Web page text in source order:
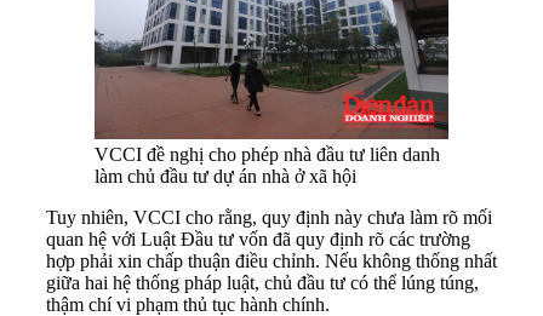
VCCI đề nghị cho phép nhà đầu tư liên danh
làm chủ đầu tư dự án nhà ở xã hội
Tuy nhiên, VCCI cho rằng, quy định này chưa làm rõ mối
quan hệ với Luật Đầu tư vốn đã quy định rõ các trường
hợp phải xin chấp thuận điều chỉnh. Nếu không thống nhất
giữa hai hệ thống pháp luật, chủ đầu tư có thể lúng túng,
thậm chí vi phạm thủ tục hành chính.